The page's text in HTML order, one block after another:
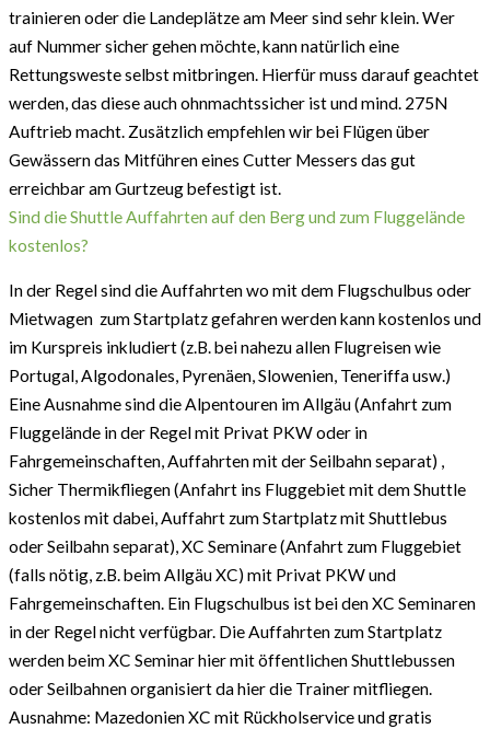
trainieren oder die Landeplätze am Meer sind sehr klein. Wer
auf Nummer sicher gehen möchte, kann natürlich eine
Rettungsweste selbst mitbringen. Hierfür muss darauf geachtet
werden, das diese auch ohnmachtssicher ist und mind. 275N
Auftrieb macht. Zusätzlich empfehlen wir bei Flügen über
Gewässern das Mitführen eines Cutter Messers das gut
erreichbar am Gurtzeug befestigt ist.
Sind die Shuttle Auffahrten auf den Berg und zum Fluggelände
kostenlos?
In der Regel sind die Auffahrten wo mit dem Flugschulbus oder
Mietwagen zum Startplatz gefahren werden kann kostenlos und
im Kurspreis inkludiert (z.B. bei nahezu allen Flugreisen wie
Portugal, Algodonales, Pyrenäen, Slowenien, Teneriffa usw.)
Eine Ausnahme sind die Alpentouren im Allgäu (Anfahrt zum
Fluggelände in der Regel mit Privat PKW oder in
Fahrgemeinschaften, Auffahrten mit der Seilbahn separat) ,
Sicher Thermikfliegen (Anfahrt ins Fluggebiet mit dem Shuttle
kostenlos mit dabei, Auffahrt zum Startplatz mit Shuttlebus
oder Seilbahn separat), XC Seminare (Anfahrt zum Fluggebiet
(falls nötig, z.B. beim Allgäu XC) mit Privat PKW und
Fahrgemeinschaften. Ein Flugschulbus ist bei den XC Seminaren
in der Regel nicht verfügbar. Die Auffahrten zum Startplatz
werden beim XC Seminar hier mit öffentlichen Shuttlebussen
oder Seilbahnen organisiert da hier die Trainer mitfliegen.
Ausnahme: Mazedonien XC mit Rückholservice und gratis